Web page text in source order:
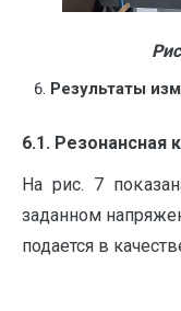
Результаты
6.1. Резонансная
На рис. 7
заданном
подается в